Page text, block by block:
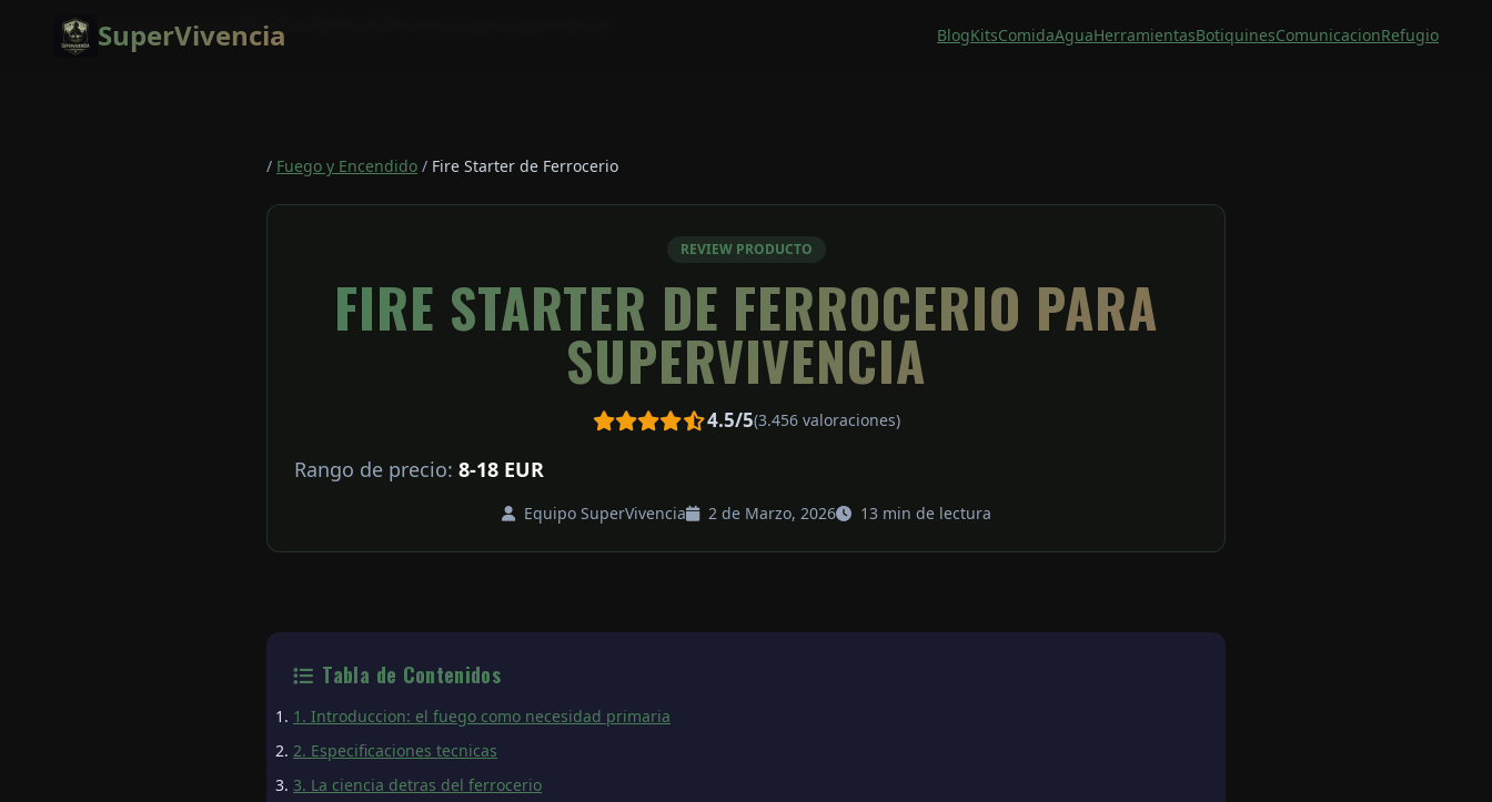
Saltar al contenido principal
SuperVivencia BlogKitsComidaAguaHerramientasBotiquinesComunicacionRefugio
/ Fuego y Encendido /
/ Fuego y Encendido / Fire Starter de Ferrocerio
REVIEW PRODUCTO
FIRE STARTER DE FERROCERIO PARA
SUPERVIVENCIA
4.5/5(3.456 valoraciones)
Rango de precio: 8-18 EUR
Equipo SuperVivencia 2 de Marzo, 2026 13 min de lectura
Tabla de Contenidos
1. Introduccion: el fuego como necesidad primaria
2. Especificaciones tecnicas
3. La ciencia detras del ferrocerio